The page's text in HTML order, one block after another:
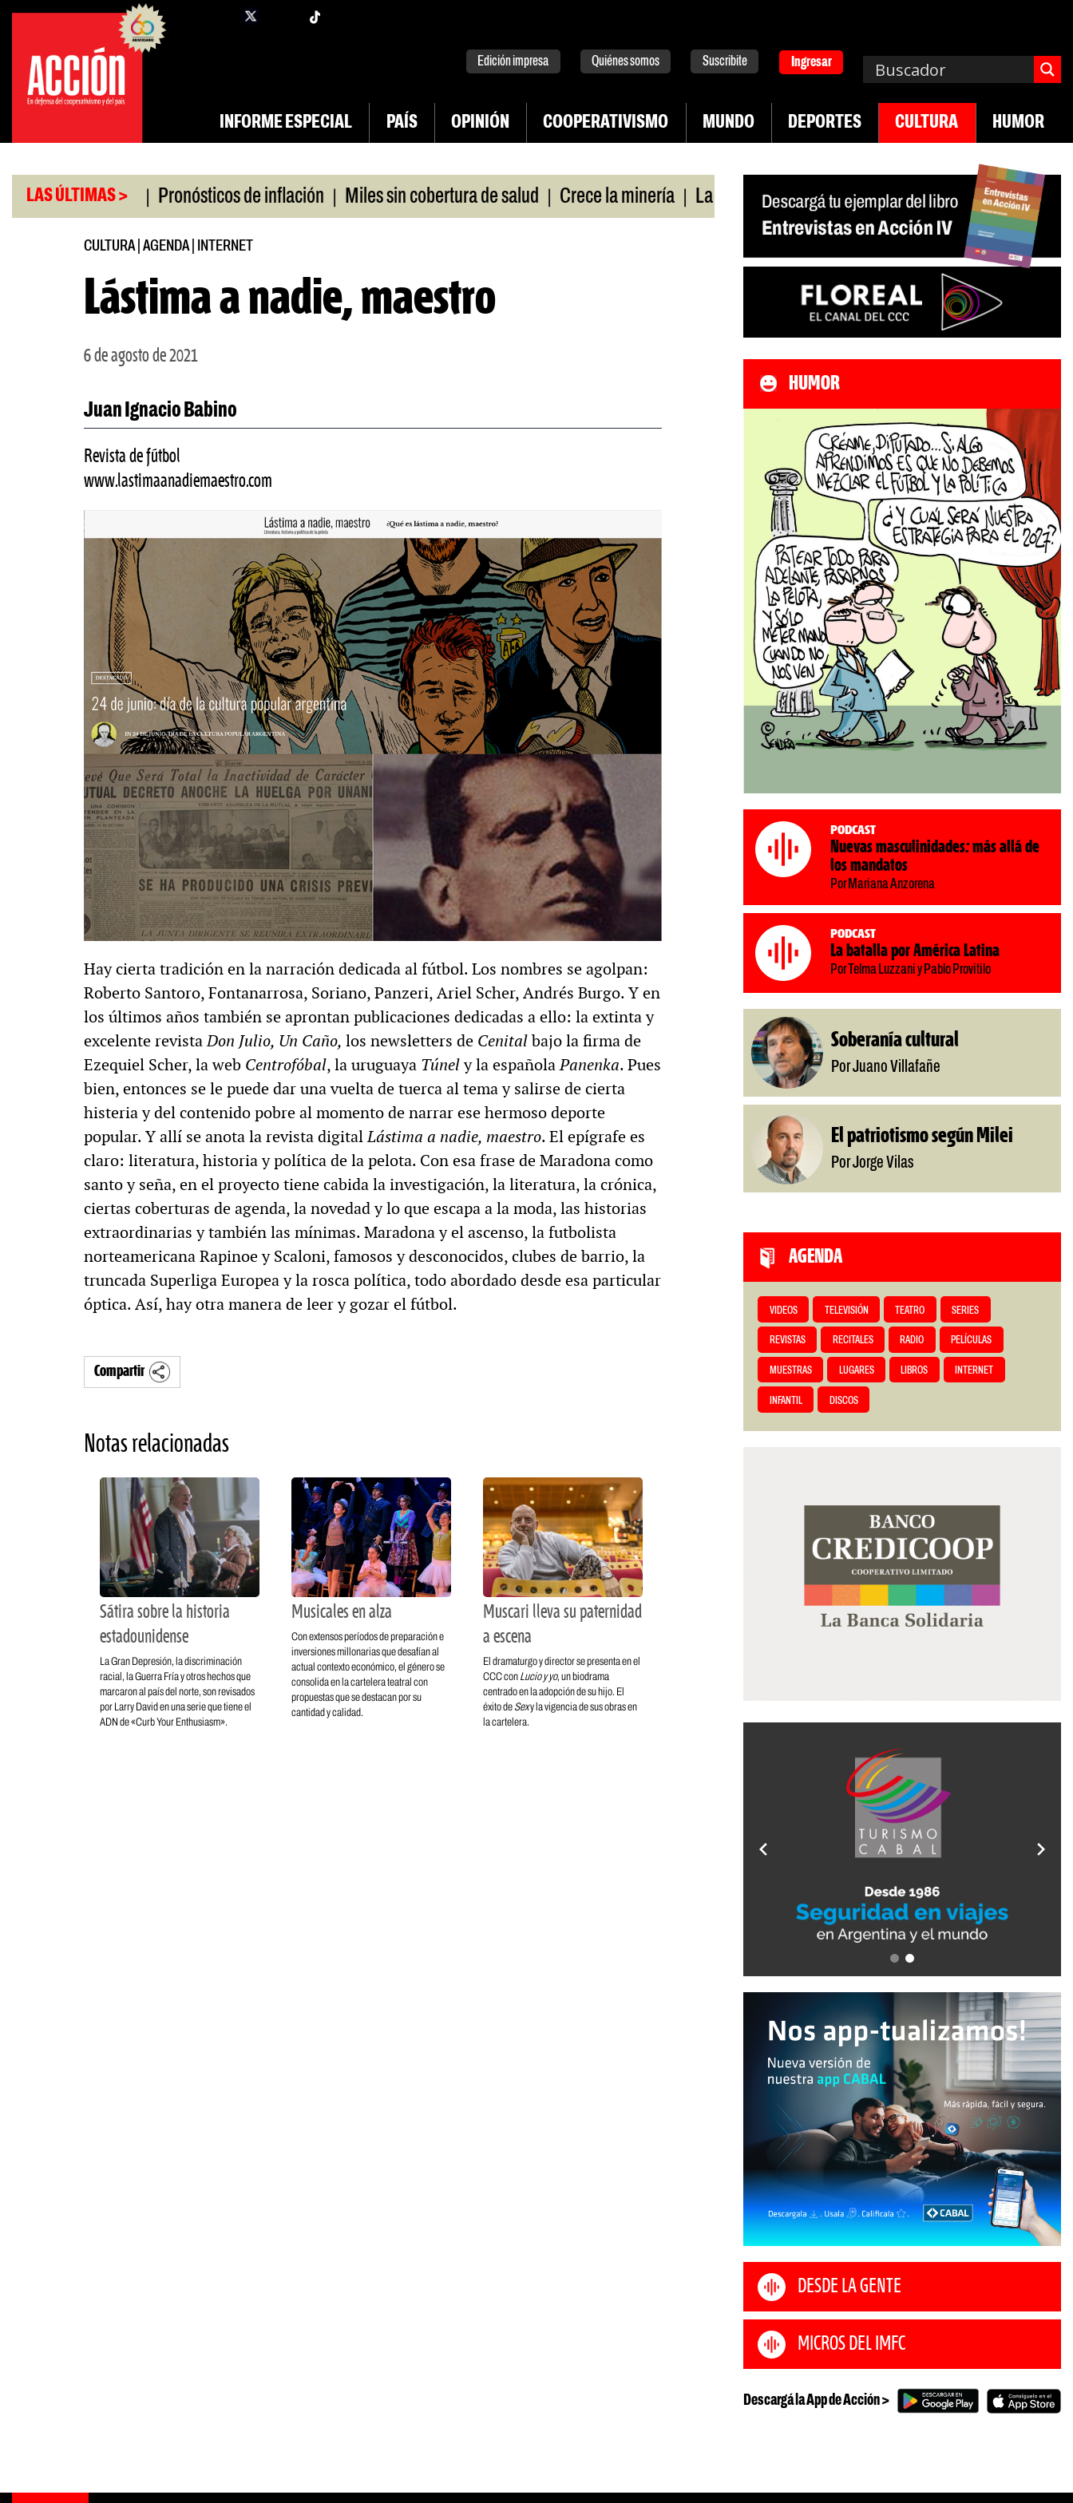
Saltar
contenido
facebook
Edición impresa Quiénes somos Suscribite Ingresar
INFORME ESPECIAL PAÍS OPINIÓN COOPERATIVISMO MUNDO DEPORTES CULTURA HUMOR
LAS ÚLTIMAS >
universitario | Pronósticos de inflación | Miles sin cobertura de salud | Crece la minería | La Pampa. Emergencia en salud mental | Los 43
CULTURA| AGENDA| INTERNET
Lástima a nadie, maestro
6 de agosto de 2021
Juan Ignacio Babino
Revista de fútbol
www.lastimaanadiemaestro.com
Hay cierta tradición en la narración dedicada al fútbol. Los nombres se agolpan:
Roberto Santoro, Fontanarrosa, Soriano, Panzeri, Ariel Scher, Andrés Burgo. Y en
los últimos años también se aprontan publicaciones dedicadas a ello: la extinta y
excelente revistaDon Julio, Un Caño, los newsletters de Cenitalbajo la firma de
Ezequiel Scher, la web Centrofóbal, la uruguaya Túnely la españolaPanenka. Pues
bien, entonces se le puede dar una vuelta de tuerca al tema y salirse de cierta
histeria y del contenido pobre al momento de narrar ese hermoso deporte
popular. Y allí se anota la revista digitalLástima a nadie, maestro. El epígrafe es
claro: literatura, historia y política de la pelota. Con esa frase de Maradona como
santo y seña, en el proyecto tiene cabida la investigación, la literatura, la crónica,
ciertas coberturas de agenda, la novedad y lo que escapa a la moda, las historias
extraordinarias y también las mínimas. Maradona y el ascenso, la futbolista
norteamericana Rapinoe y Scaloni, famosos y desconocidos, clubes de barrio, la
truncada Superliga Europea y la rosca política, todo abordado desde esa particular
óptica. Así, hay otra manera de leer y gozar el fútbol.
Compartir
Notas relacionadas
Sátira sobre la historia
estadounidense
La Gran Depresión, la discriminación
racial, la Guerra Fría y otros hechos que
marcaron al país del norte, son revisados
por Larry David en una serie que tiene el
ADN de «Curb Your Enthusiasm».
Musicales en alza
Con extensos períodos de preparación e
inversiones millonarias que desafían al
actual contexto económico, el género se
consolida en la cartelera teatral con
propuestas que se destacan por su
cantidad y calidad.
Muscari lleva su paternidad
a escena
El dramaturgo y director se presenta en el
CCC con Lucio y yo, un biodrama
centrado en la adopción de su hijo. El
éxito de Sexy la vigencia de sus obras en
la cartelera.
HUMOR
Podcast
Nuevas masculinidades: más allá de
los mandatos
Por Mariana Anzorena
Podcast
La batalla por América Latina
Por Telma Luzzani y Pablo Provitilo
Soberanía cultural
Por Juano Villafañe
El patriotismo según Milei
Por Jorge Vilas
AGENDA
VIDEOS TELEVISIÓN TEATRO SERIES
REVISTAS RECITALES RADIO PELÍCULAS
MUESTRAS LUGARES LIBROS INTERNET
INFANTIL DISCOS
DESDE LA GENTE
MICROS DEL IMFC
Descargá la App de Acción >